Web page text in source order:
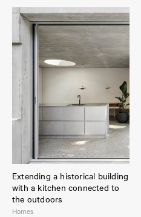
Extending a historical building
with a kitchen connected to
the outdoors
Homes